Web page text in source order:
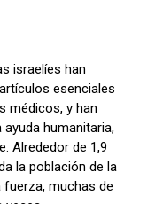
israelíes han
esenciales
médicos, y han
humanitaria,
Alrededor de 1,9
la población de la
muchas de